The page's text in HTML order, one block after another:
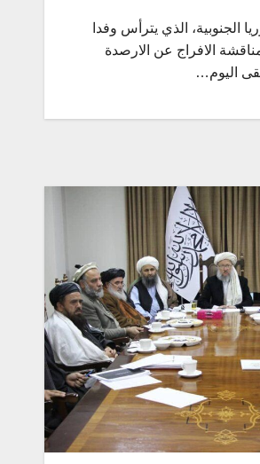
الجنوبية، الذي يترأس وفدا
الافراج عن الارصدة
اليوم…